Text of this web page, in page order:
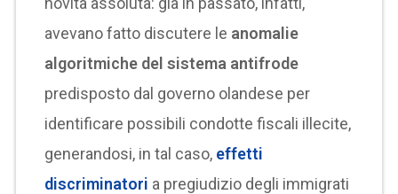
avevano fatto discutere le anomalie
algoritmiche del sistema antifrode
predisposto dal governo olandese per
identificare possibili condotte fiscali illecite,
generandosi, in tal caso, effetti
discriminatori a pregiudizio degli immigrati